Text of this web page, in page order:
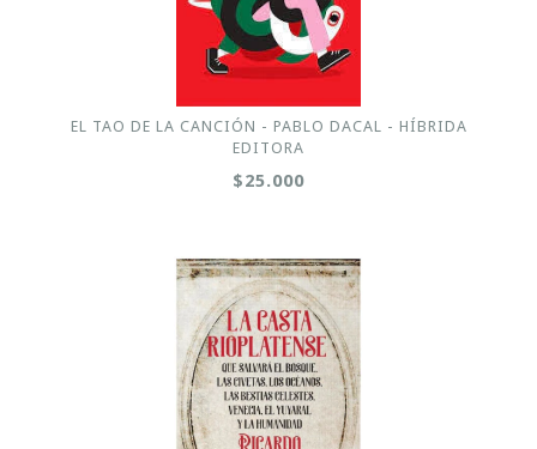
EL TAO DE LA CANCIÓN - PABLO DACAL - HÍBRIDA
EDITORA
$25.000